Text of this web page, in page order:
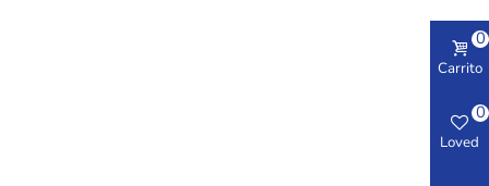
Carrito
0
Loved
0